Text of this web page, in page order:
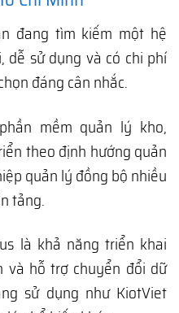
đang tìm kiếm một hệ
sử dụng và có chi phí
đáng cân nhắc.
mềm quản lý kho,
theo định hướng quản
quản lý đồng bộ nhiều
tảng.
là khả năng triển khai
và hỗ trợ chuyển đổi dữ
sử dụng như KiotViet